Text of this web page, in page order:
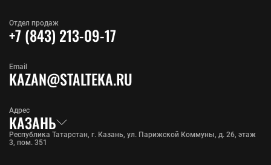
Отдел продаж
+7 (843) 213-09-17
Адрес
КАЗАНЬ
Республика Татарстан, г. Казань, ул. Парижской Коммуны, д. 26, этаж
3, пом. 351
Email
KAZAN@STALTEKA.RU